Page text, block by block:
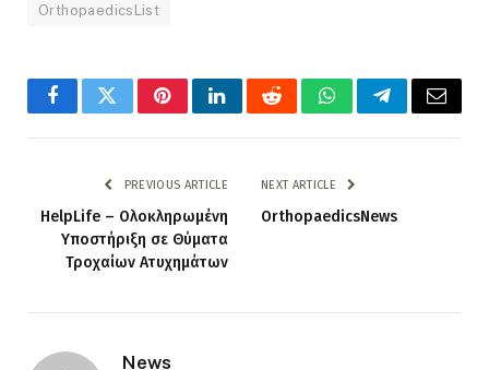
OrthopaedicsList
FacebookTwitterPinterestLinkedInRedditWhatsAppTelegramEmail
PREVIOUS ARTICLE
HelpLife – Ολοκληρωμένη
Υποστήριξη σε Θύματα
Τροχαίων Ατυχημάτων
NEXT ARTICLE
OrthopaedicsNews
News